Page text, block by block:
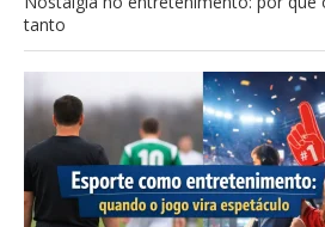
tanto